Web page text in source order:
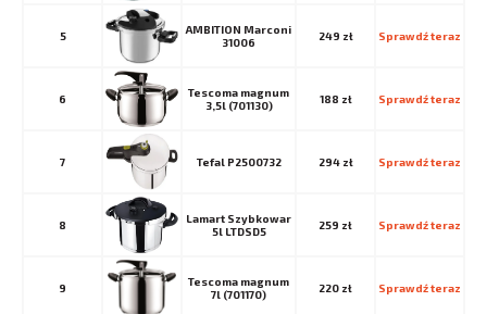
5
AMBITION Marconi
31006
249 zł Sprawdź teraz
6
Tescoma magnum
3,5l (701130)
188 zł Sprawdź teraz
7 Tefal P2500732 294 zł Sprawdź teraz
8
Lamart Szybkowar
5l LTDSD5
259 zł Sprawdź teraz
9
Tescoma magnum
7l (701170)
220 zł Sprawdź teraz